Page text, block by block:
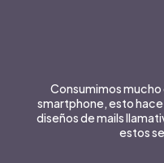
Consumimos
smartphone, esto
diseños de mails
estos